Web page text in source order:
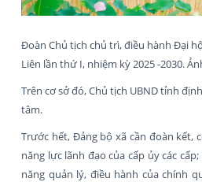
Đoàn Chủ tịch chủ trì, điều hành Đại
Liên lần thứ I, nhiệm kỳ 2025 -2030.
Trên cơ sở đó, Chủ tịch UBND tỉnh
tâm.
Trước hết, Đảng bộ xã cần đoàn kết,
năng lực lãnh đạo của cấp ủy các
năng quản lý, điều hành của chính